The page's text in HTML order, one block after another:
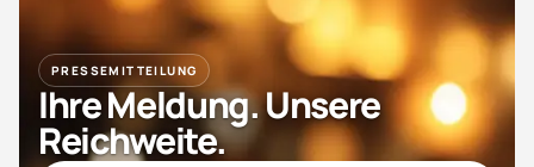
PRESSEMITTEILUNG
Ihre Meldung. Unsere
Reichweite.